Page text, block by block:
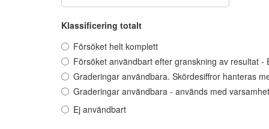
Klassificering totalt
Försöket helt komplett
Försöket användbart efter granskning av resultat -
Graderingar användbara. Skördesiffror hanteras
Graderingar användbara - används med
Ej användbart